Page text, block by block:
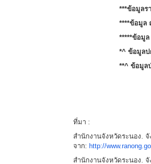
***ข้อมูลร
****ข้อมูล
*****ข้อมู
*^ ข้อมูลป
**^ ข้อมูล
ที่มา :
สำนักงานจังหวัดระนอง.
จาก: http://
สำนักงานจังหวัดระนอง.